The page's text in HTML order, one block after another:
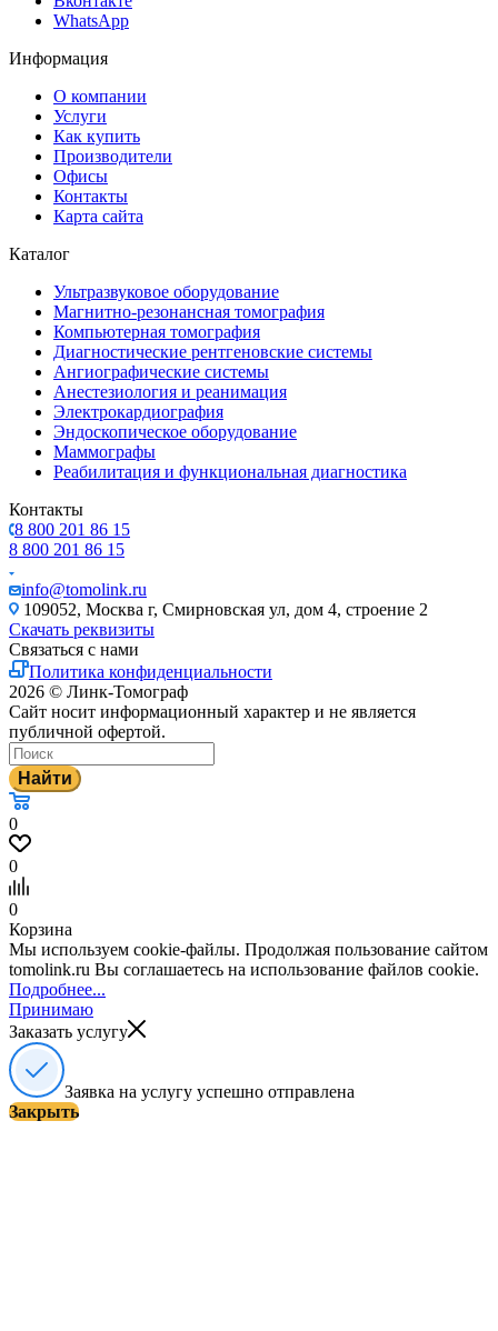
WhatsApp
Информация
О компании
Услуги
Как купить
Производители
Офисы
Контакты
Карта сайта
Каталог
Ультразвуковое оборудование
Магнитно-резонансная томография
Компьютерная томография
Диагностические рентгеновские системы
Ангиографические системы
Анестезиология и реанимация
Электрокардиография
Эндоскопическое оборудование
Маммографы
Реабилитация и функциональная диагностика
Контакты
8 800 201 86 15
8 800 201 86 15
info@tomolink.ru
109052, Москва г, Смирновская ул, дом 4, строение 2
Скачать реквизиты
Связаться с нами
Политика конфиденциальности
2026 © Линк-Томограф
Сайт носит информационный характер и не является
публичной офертой.
Найти
0
0
0
Корзина
Мы используем cookie-файлы. Продолжая пользование сайтом
tomolink.ru Вы соглашаетесь на использование файлов cookie.
Подробнее...
Принимаю
Заказать услугу
Заявка на услугу успешно отправлена
Закрыть